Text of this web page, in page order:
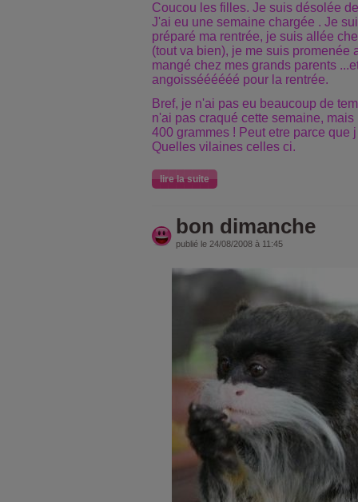
Coucou les filles. Je suis désolée
J'ai eu une semaine chargée . Je
préparé ma rentrée, je suis allée
(tout va bien), je me suis promenée
mangé chez mes grands parents
angoisséééééé pour la rentrée.
Bref, je n'ai pas eu beaucoup de
n'ai pas craqué cette semaine,
400 grammes ! Peut etre parce que
Quelles vilaines celles ci.
lire la suite
bon dimanche
publié le 24/08/2008 à 11:45